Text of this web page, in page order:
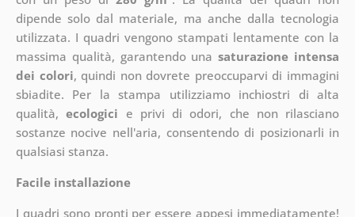
dipende solo dal materiale, ma anche dalla tecnologia
utilizzata. I quadri vengono stampati lentamente con la
massima qualità, garantendo unasaturazione intensa
dei colori, quindi non dovrete preoccuparvi di immagini
sbiadite. Per la stampa utilizziamo inchiostri di alta
qualità,ecologici e privi di odori, che non rilasciano
sostanze nocive nell'aria, consentendo di posizionarli in
qualsiasi stanza.
Facile installazione
I quadri sono pronti per essere appesi immediatamente!